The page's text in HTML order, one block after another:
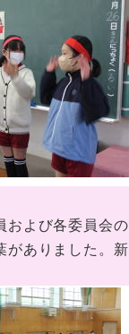
および各委員会の
がありました。新